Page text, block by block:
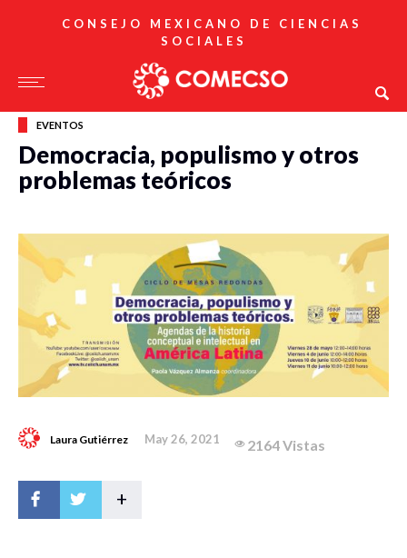
CONSEJO MEXICANO DE CIENCIAS
SOCIALES
EVENTOS
Democracia, populismo y otros
problemas teóricos
Laura Gutiérrez May 26, 2021 2164 Vistas
+